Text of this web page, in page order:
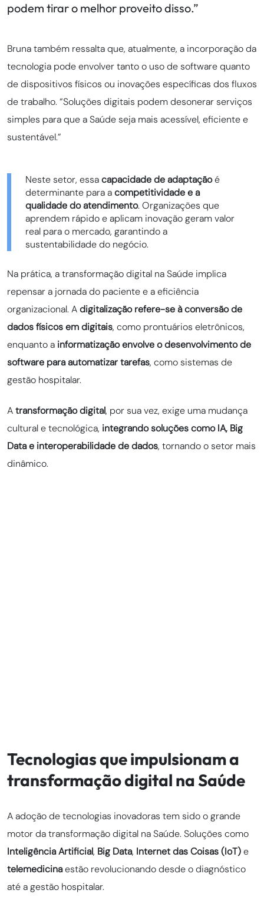
podem tirar o melhor proveito disso.”
Bruna também ressalta que, atualmente, a incorporação da
tecnologia pode envolver tanto o uso de software quanto
de dispositivos físicos ou inovações específicas dos fluxos
de trabalho. “Soluções digitais podem desonerar serviços
simples para que a Saúde seja mais acessível, eficiente e
sustentável.”
Neste setor, essacapacidade de adaptaçãoé
determinante para acompetitividade e a
qualidade do atendimento. Organizações que
aprendem rápido e aplicam inovação geram valor
real para o mercado, garantindo a
sustentabilidade do negócio.
Na prática, a transformação digital na Saúde implica
repensar a jornada do paciente e a eficiência
organizacional. Adigitalização refere-se à conversão de
dados físicos em digitais, como prontuários eletrônicos,
enquanto a informatização envolve o desenvolvimento de
software para automatizar tarefas, como sistemas de
gestão hospitalar.
Atransformação digital, por sua vez, exige uma mudança
cultural e tecnológica, integrando soluções como IA, Big
Data e interoperabilidade de dados, tornando o setor mais
dinâmico.
Tecnologias que impulsionam a
transformação digital na Saúde
A adoção de tecnologias inovadoras tem sido o grande
motor da transformação digital na Saúde. Soluções como
Inteligência Artificial, Big Data, Internet das Coisas (IoT)e
telemedicinaestão revolucionando desde o diagnóstico
até a gestão hospitalar.